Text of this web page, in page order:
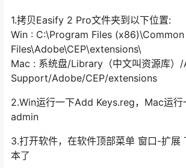
1.拷贝Easify 2 Pro文件夹到以下位置:
Win : C:\Program Files (x86)\Common
Files\Adobe\CEP\extensions\
Mac : 系统盘/Library（中文叫资源库
Support/Adobe/CEP/extensions
2.Win运行一下Add Keys.reg，Mac运
admin
3.打开软件，在软件顶部菜单 窗口-扩展
本了